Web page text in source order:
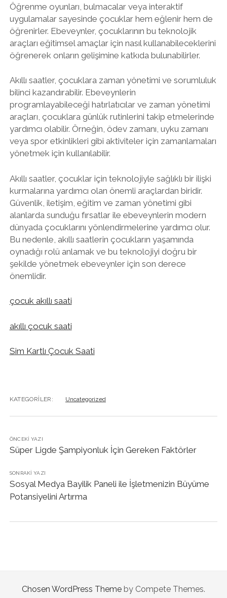
Öğrenme oyunları, bulmacalar veya interaktif
uygulamalar sayesinde çocuklar hem eğlenir hem de
öğrenirler. Ebeveynler, çocuklarının bu teknolojik
araçları eğitimsel amaçlar için nasıl kullanabileceklerini
öğrenerek onların gelişimine katkıda bulunabilirler.
Akıllı saatler, çocuklara zaman yönetimi ve sorumluluk
bilinci kazandırabilir. Ebeveynlerin
programlayabileceği hatırlatıcılar ve zaman yönetimi
araçları, çocuklara günlük rutinlerini takip etmelerinde
yardımcı olabilir. Örneğin, ödev zamanı, uyku zamanı
veya spor etkinlikleri gibi aktiviteler için zamanlamaları
yönetmek için kullanılabilir.
Akıllı saatler, çocuklar için teknolojiyle sağlıklı bir ilişki
kurmalarına yardımcı olan önemli araçlardan biridir.
Güvenlik, iletişim, eğitim ve zaman yönetimi gibi
alanlarda sunduğu fırsatlar ile ebeveynlerin modern
dünyada çocuklarını yönlendirmelerine yardımcı olur.
Bu nedenle, akıllı saatlerin çocukların yaşamında
oynadığı rolü anlamak ve bu teknolojiyi doğru bir
şekilde yönetmek ebeveynler için son derece
önemlidir.
çocuk akıllı saati
akıllı çocuk saati
Sim Kartlı Çocuk Saati
KATEGORILER: Uncategorized
ÖNCEKI YAZI
Süper Ligde Şampiyonluk İçin Gereken Faktörler
SONRAKI YAZI
Sosyal Medya Bayilik Paneli ile İşletmenizin Büyüme
Potansiyelini Artırma
Chosen WordPress Theme by Compete Themes.